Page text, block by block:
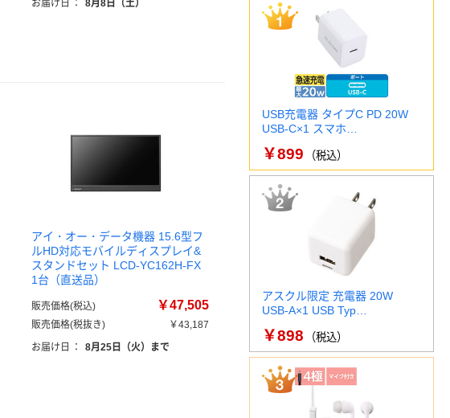
お届け日
： 8月8日（土）
アイ・オー・データ機器 15.6型フ
ルHD対応モバイルディスプレイ&
スタンドセット LCD-YC162H-FX
1台（直送品）
販売価格(税込) ￥47,505
販売価格(税抜き)
￥43,187
お届け日
： 8月25日（火）まで
USB充電器 タイプC PD 20W
USB-C×1 スマホ…
￥899 （税込）
アスクル限定 充電器 20W
USB-A×1 USB Typ…
￥898 （税込）